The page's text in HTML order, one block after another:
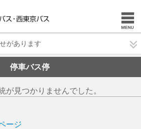
があります
停車バス停
が見つかりませんでした。
ージ